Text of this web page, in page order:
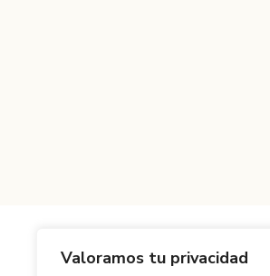
Valoramos tu privacidad